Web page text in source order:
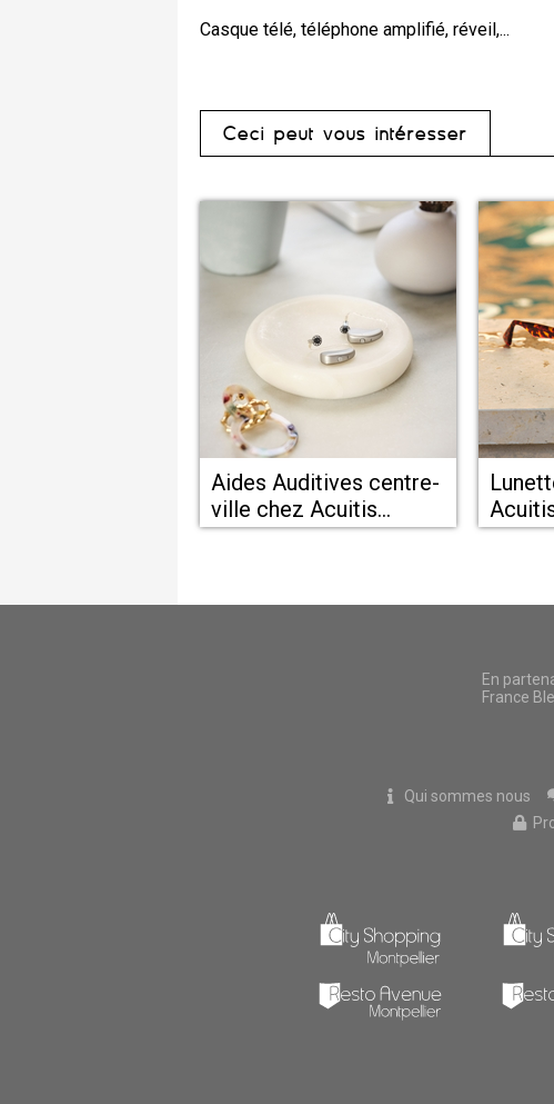
Casque télé, téléphone amplifié, réveil,...
Ceci peut vous intéresser
Aides Auditives centre-
ville chez Acuitis
Montpellier
En
France
Qui sommes nous